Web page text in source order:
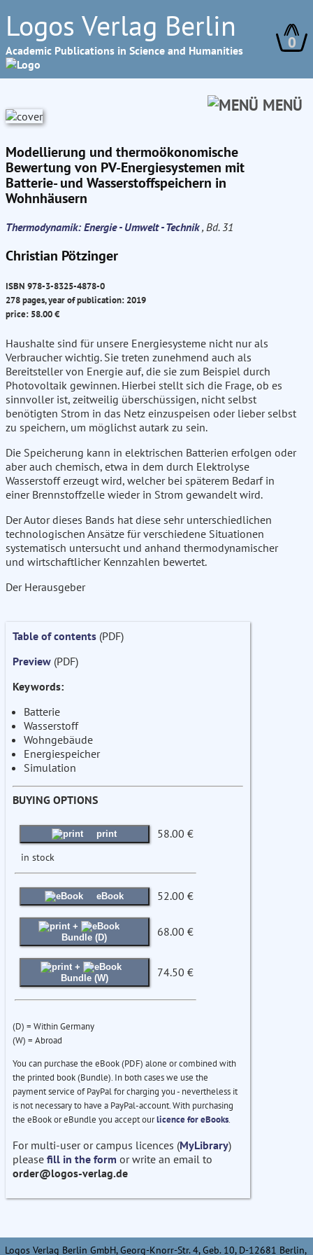
Logos Verlag Berlin
Academic Publications in Science and Humanities 0
MENÜ
Modellierung und thermoökonomische
Bewertung von PV-Energiesystemen mit
Batterie- und Wasserstoffspeichern in
Wohnhäusern
Thermodynamik: Energie - Umwelt - Technik, Bd. 31
Christian Pötzinger
ISBN 978-3-8325-4878-0
278 pages, year of publication: 2019
price: 58.00 €
Haushalte sind für unsere Energiesysteme nicht nur als
Verbraucher wichtig. Sie treten zunehmend auch als
Bereitsteller von Energie auf, die sie zum Beispiel durch
Photovoltaik gewinnen. Hierbei stellt sich die Frage, ob es
sinnvoller ist, zeitweilig überschüssigen, nicht selbst
benötigten Strom in das Netz einzuspeisen oder lieber selbst
zu speichern, um möglichst autark zu sein.
Die Speicherung kann in elektrischen Batterien erfolgen oder
aber auch chemisch, etwa in dem durch Elektrolyse
Wasserstoff erzeugt wird, welcher bei späterem Bedarf in
einer Brennstoffzelle wieder in Strom gewandelt wird.
Der Autor dieses Bands hat diese sehr unterschiedlichen
technologischen Ansätze für verschiedene Situationen
systematisch untersucht und anhand thermodynamischer
und wirtschaftlicher Kennzahlen bewertet.
Der Herausgeber
Table of contents (PDF)
Preview (PDF)
Keywords:
Batterie
Wasserstoff
Wohngebäude
Energiespeicher
Simulation
BUYING OPTIONS
print 58.00 €
in stock
eBook 52.00 €
+
Bundle (D)
68.00 €
+
Bundle (W)
74.50 €
(D) = Within Germany
(W) = Abroad
You can purchase the eBook (PDF) alone or combined with
the printed book (Bundle). In both cases we use the
payment service of PayPal for charging you - nevertheless it
is not necessary to have a PayPal-account. With purchasing
the eBook or eBundle you accept ourlicence for eBooks.
For multi-user or campus licences (MyLibrary)
please fill in the form or write an email to
order@logos-verlag.de
Logos Verlag Berlin GmbH, Georg-Knorr-Str. 4, Geb. 10, D-12681 Berlin,